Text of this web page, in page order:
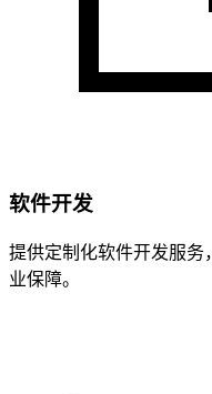
软件开发
提供定制化软件开发服务
业保障。